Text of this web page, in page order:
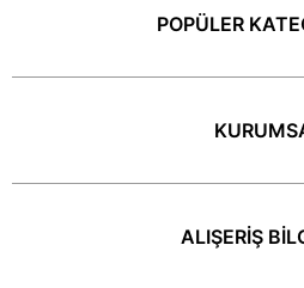
POPÜLER
ALIŞERİŞ